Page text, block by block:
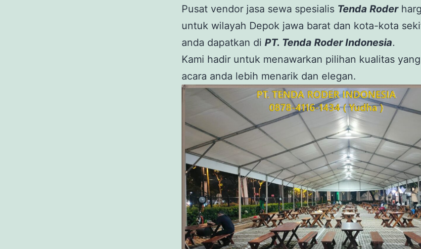
Pusat vendor jasa sewa spesialis Tenda Roder
untuk wilayah Depok jawa barat dan kota-kota
anda dapatkan di PT. Tenda Roder Indonesia.
Kami hadir untuk menawarkan pilihan kualitas
acara anda lebih menarik dan elegan.